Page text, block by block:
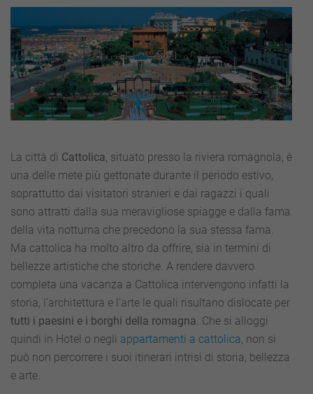
La città di Cattolica, situato presso la riviera romagnola, è
una delle mete più gettonate durante il periodo estivo,
soprattutto dai visitatori stranieri e dai ragazzi i quali
sono attratti dalla sua meravigliose spiagge e dalla fama
della vita notturna che precedono la sua stessa fama.
Ma cattolica ha molto altro da offrire, sia in termini di
bellezze artistiche che storiche. A rendere davvero
completa una vacanza a Cattolica intervengono infatti la
storia, l’architettura e l’arte le quali risultano dislocate per
tutti i paesini e i borghi della romagna. Che si alloggi
quindi in Hotel o negli appartamenti a cattolica, non si
può non percorrere i suoi itinerari intrisi di storia, bellezza
e arte.